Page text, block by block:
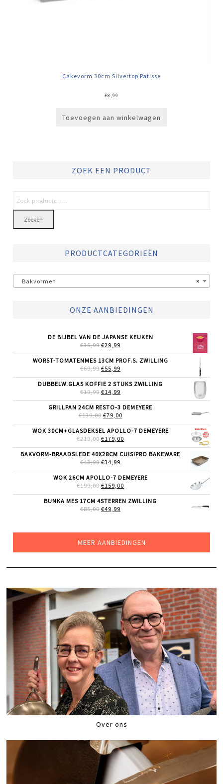
Cakevorm 30cm Silvertop Patisse
€8,99
Toevoegen aan winkelwagen
ZOEK EEN PRODUCT
Zoeken
PRODUCTCATEGORIEËN
×
Bakvormen
ONZE AANBIEDINGEN
DE BIJBEL VAN DE JAPANSE KEUKEN
€36,99 OORSPRONKELIJKE
WAS:
€36,99.
€29,99
IS:
WORST-TOMATENMES 13CM PROF.S. ZWILLING
€69,99 OORSPRONKELIJKE
WAS:
€69,99.
€55,99
IS:
DUBBELW.GLAS KOFFIE 2 STUKS ZWILLING
€19,99 OORSPRONKELIJKE
WAS:
€19,99.
€14,99
IS:
€14,99.
GRILLPAN 24CM RESTO-3 DEMEYERE
€139,00 OORSPRONKELIJKE
WAS:
€139,00.
€79,00HUIDIGE
IS:
€79,00.
WOK 30CM+GLASDEKSEL APOLLO-7 DEMEYERE
€219,00 OORSPRONKELIJKE
WAS:
€219,00.
€179,00
IS:
BAKVORM-BRAADSLEDE 40X28CM CUISIPRO BAKEWARE
€43,99 OORSPRONKELIJKE
WAS:
€43,99.
€34,99
IS:
€34,99.
WOK 26CM APOLLO-7 DEMEYERE
€199,00 OORSPRONKELIJKE
WAS:
€199,00.
€159,00
IS:
BUNKA MES 17CM 4STERREN ZWILLING
€85,00 OORSPRONKELIJKE
€49,99
MEER AANBIEDINGEN
Over ons